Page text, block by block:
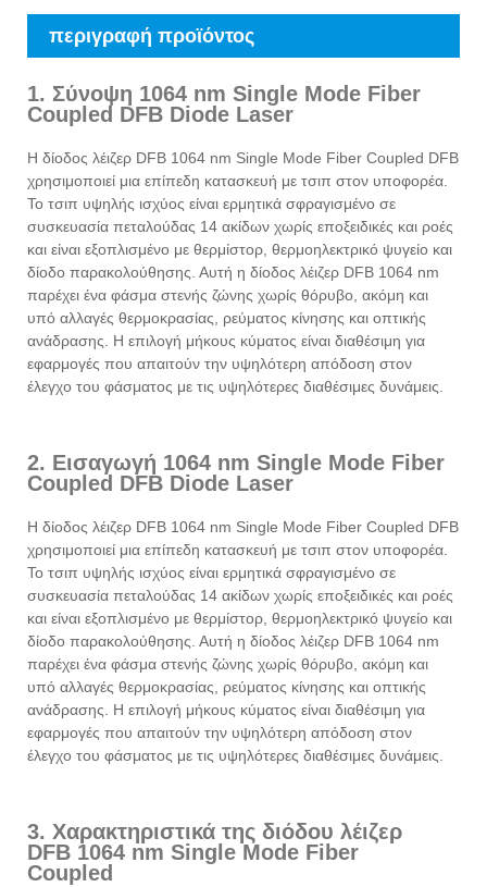
περιγραφή προϊόντος
1. Σύνοψη 1064 nm Single Mode Fiber
Coupled DFB Diode Laser
Η δίοδος λέιζερ DFB 1064 nm Single Mode Fiber Coupled DFB
χρησιμοποιεί μια επίπεδη κατασκευή με τσιπ στον υποφορέα.
Το τσιπ υψηλής ισχύος είναι ερμητικά σφραγισμένο σε
συσκευασία πεταλούδας 14 ακίδων χωρίς εποξειδικές και ροές
και είναι εξοπλισμένο με θερμίστορ, θερμοηλεκτρικό ψυγείο και
δίοδο παρακολούθησης. Αυτή η δίοδος λέιζερ DFB 1064 nm
παρέχει ένα φάσμα στενής ζώνης χωρίς θόρυβο, ακόμη και
υπό αλλαγές θερμοκρασίας, ρεύματος κίνησης και οπτικής
ανάδρασης. Η επιλογή μήκους κύματος είναι διαθέσιμη για
εφαρμογές που απαιτούν την υψηλότερη απόδοση στον
έλεγχο του φάσματος με τις υψηλότερες διαθέσιμες δυνάμεις.
2. Εισαγωγή 1064 nm Single Mode Fiber
Coupled DFB Diode Laser
Η δίοδος λέιζερ DFB 1064 nm Single Mode Fiber Coupled DFB
χρησιμοποιεί μια επίπεδη κατασκευή με τσιπ στον υποφορέα.
Το τσιπ υψηλής ισχύος είναι ερμητικά σφραγισμένο σε
συσκευασία πεταλούδας 14 ακίδων χωρίς εποξειδικές και ροές
και είναι εξοπλισμένο με θερμίστορ, θερμοηλεκτρικό ψυγείο και
δίοδο παρακολούθησης. Αυτή η δίοδος λέιζερ DFB 1064 nm
παρέχει ένα φάσμα στενής ζώνης χωρίς θόρυβο, ακόμη και
υπό αλλαγές θερμοκρασίας, ρεύματος κίνησης και οπτικής
ανάδρασης. Η επιλογή μήκους κύματος είναι διαθέσιμη για
εφαρμογές που απαιτούν την υψηλότερη απόδοση στον
έλεγχο του φάσματος με τις υψηλότερες διαθέσιμες δυνάμεις.
3. Χαρακτηριστικά της διόδου λέιζερ
DFB 1064 nm Single Mode Fiber
Coupled